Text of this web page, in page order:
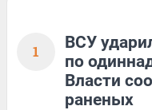
1
ВСУ
по
Власти
раненых